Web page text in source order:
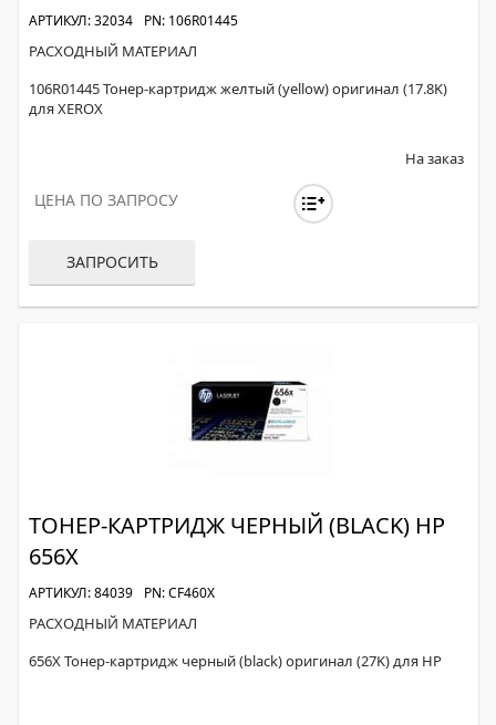
АРТИКУЛ: 32034 PN: 106R01445
РАСХОДНЫЙ МАТЕРИАЛ
106R01445 Тонер-картридж желтый (yellow) оригинал (17.8K)
для XEROX
На заказ
ЦЕНА ПО ЗАПРОСУ
ЗАПРОСИТЬ
ТОНЕР-КАРТРИДЖ ЧЕРНЫЙ (BLACK) HP
656X
АРТИКУЛ: 84039 PN: CF460X
РАСХОДНЫЙ МАТЕРИАЛ
656X Тонер-картридж черный (black) оригинал (27K) для HP